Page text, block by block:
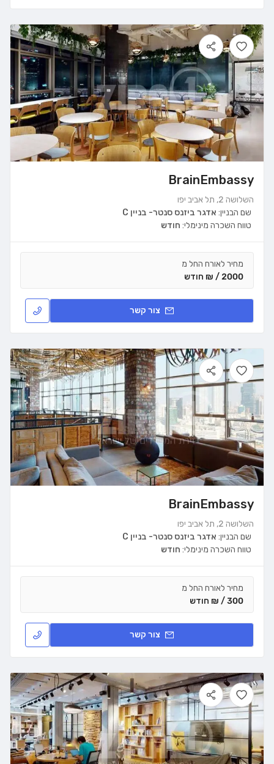
BrainEmbassy
השלושה 2, תל אביב יפו
שם הבניין: אדגר ביזנס סנטר- בניין C
טווח השכרה מינימלי: חודש
מחיר לאורח החל מ
2000 / ₪ חודש
צור קשר
BrainEmbassy
השלושה 2, תל אביב יפו
שם הבניין: אדגר ביזנס סנטר- בניין C
טווח השכרה מינימלי: חודש
מחיר לאורח החל מ
300 / ₪ חודש
צור קשר